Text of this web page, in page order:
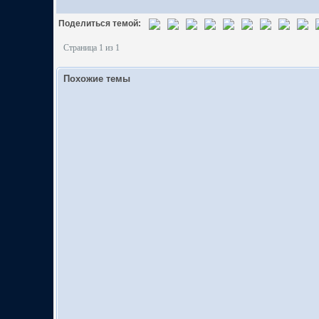
Поделиться темой:
Страница 1 из 1
Похожие темы